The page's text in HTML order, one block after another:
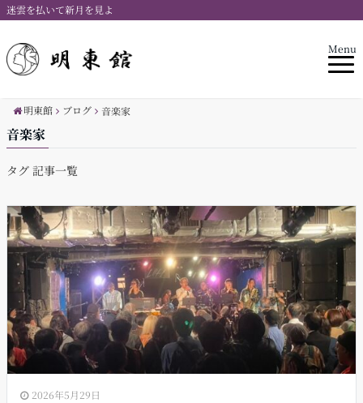
迷雲を払いて新月を見よ
Menu
明東館 ブログ 音楽家
音楽家
タグ 記事一覧
2026年5月29日